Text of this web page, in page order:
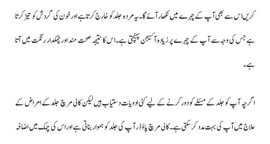
کریں اس سے بھی آپ کے چہرے میں نکھار آئے گا۔ یہ مردہ جلد کو خارج کرتا ہے اور خون کی گردش کو تیز کرتا
ہے جس کی وجہ سے آپ کے چہرے پر زیادہ آکسیجن پہنچتی ہے۔اس کا نتیجہ صحت مند اور چمکدار رنگت میں آتا
ہے۔
اگرچہ آپ کو جلد کے مسئلے کو دور کرنے کے لیے کئی ادویات دستیاب ہیں لیکن کالی مرچ جلد کے امراض کے
علاج میں آپ کی بہت مدد کر سکتی ہے۔کالی مرچ پاؤڈر آپ کی جلد کو ہموار بناتی ہے اور اس کی چمک میں اضافہ